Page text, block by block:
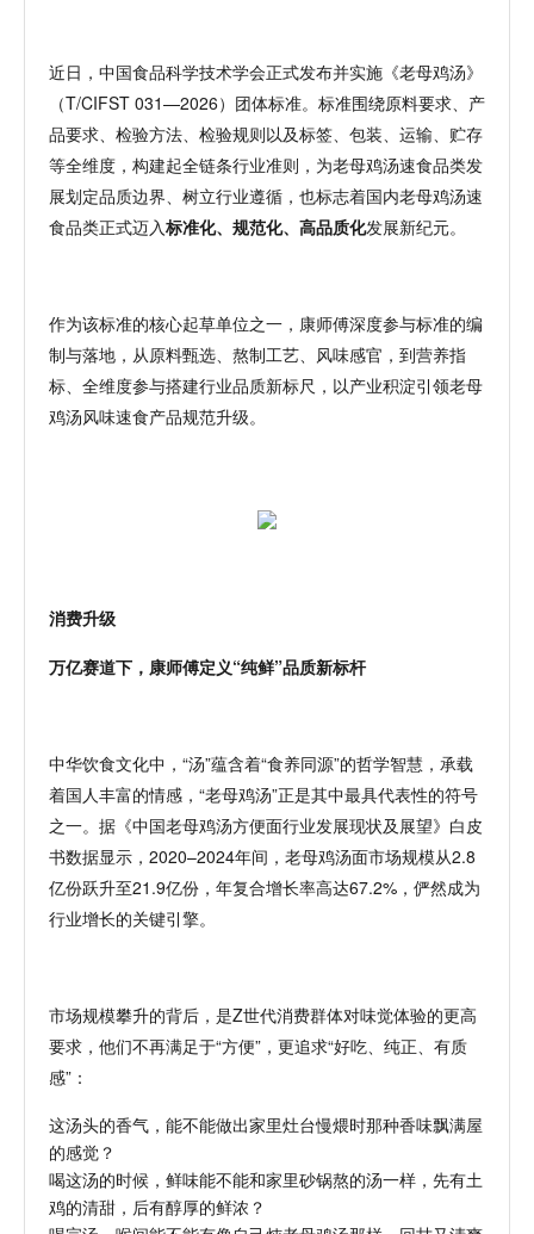
近日，中国食品科学技术学会正式发布并实施《老母鸡汤》
（T/CIFST 031—2026）团体标准。标准围绕原料要求、产
品要求、检验方法、 检验规则以及标签、 包装、 运输、 贮存
等全维度，构建起全链条行业准则，为老母鸡汤速食品类发
展划定品质边界、树立行业遵循 ，也标志着国内老母鸡汤速
食品类正式迈入标准化、规范化、高品质化发展新纪元。
作为该标准的核心起草单位之一，康师傅深度参与标准的编
制与落地，从原料甄选、熬制工艺、风味感官，到营养指
标、全维度参与搭建行业品质新标尺，以产业积淀引领老母
鸡汤风味速食产品规范升级。
消费升级
万亿赛道下，康师傅定义“纯鲜”品质新标杆
中华饮食文化中， “汤”蕴含着“食养同源”的哲学智慧，承载
着国人丰富的情感，“老母鸡汤”正是其中最具代表性的符号
之一。 据《中国老母鸡汤方便面行业发展现状及展望》白皮
书数据显示， 2020–2024年间，老母鸡汤面市场规模从2.8
亿份跃升至21.9亿份，年复合增长率高达67.2%，俨然成为
行业增长的关键引擎。
市场规模攀升的背后，是Z世代消费群体对味觉体验的更高
要求，他们不再满足于“方便”，更追求“好吃、 纯正、有质
感” ：
这汤头的香气，能不能做出家里灶台慢煨时那种香味飘满屋
的感觉？
喝这汤的时候，鲜味能不能和家里砂锅熬的汤一样，先有土
鸡的清甜，后有醇厚的鲜浓？